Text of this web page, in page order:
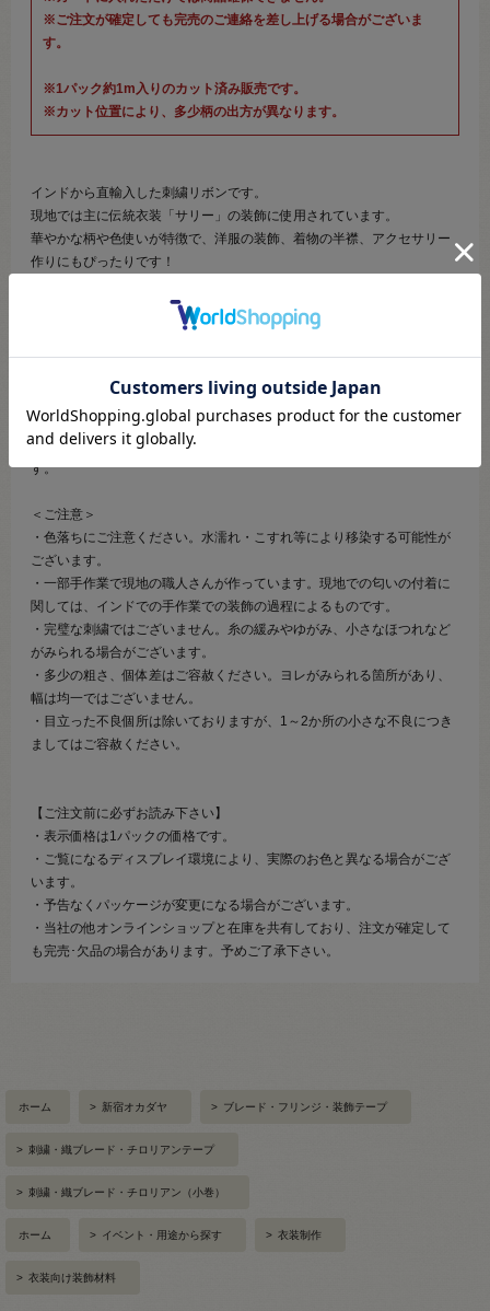
※ご注文が確定しても完売のご連絡を差し上げる場合がございま
す。
※1パック約1m入りのカット済み販売です。
※カット位置により、多少柄の出方が異なります。
インドから直輸入した刺繍リボンです。
現地では主に伝統衣装「サリー」の装飾に使用されています。
華やかな柄や色使いが特徴で、洋服の装飾、着物の半襟、アクセサリー
作りにもぴったりです！
●素材：ポリエステル、レーヨン他
オーガンジー生地にくっきりとしたお花の刺繍がされたリボンです。
グラデーションはあまり取り入れず、コントラストが強いデザインで
す。
＜ご注意＞
・色落ちにご注意ください。水濡れ・こすれ等により移染する可能性が
ございます。
・一部手作業で現地の職人さんが作っています。現地での匂いの付着に
関しては、インドでの手作業での装飾の過程によるものです。
・完璧な刺繍ではございません。糸の緩みやゆがみ、小さなほつれなど
がみられる場合がございます。
・多少の粗さ、個体差はご容赦ください。ヨレがみられる箇所があり、
幅は均一ではございません。
・目立った不良個所は除いておりますが、1～2か所の小さな不良につき
ましてはご容赦ください。
【ご注文前に必ずお読み下さい】
・表示価格は1パックの価格です。
・ご覧になるディスプレイ環境により、実際のお色と異なる場合がござ
います。
・予告なくパッケージが変更になる場合がございます。
・当社の他オンラインショップと在庫を共有しており、注文が確定して
も完売･欠品の場合があります。予めご了承下さい。
ホーム > 新宿オカダヤ > ブレード・フリンジ・装飾テープ
> 刺繍・織ブレード・チロリアンテープ
> 刺繍・織ブレード・チロリアン（小巻）
ホーム > イベント・用途から探す > 衣装制作
> 衣装向け装飾材料